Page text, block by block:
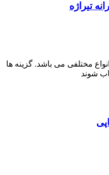
مختلفی می باشد. گزینه ها
شوند